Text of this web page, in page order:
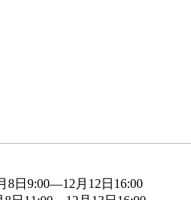
8日9:00—12月12日16:00